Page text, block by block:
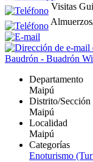
Visitas
Departamento
Maipú
Distrito/Sección
Maipú
Localidad
Maipú
Categorías
Enoturismo